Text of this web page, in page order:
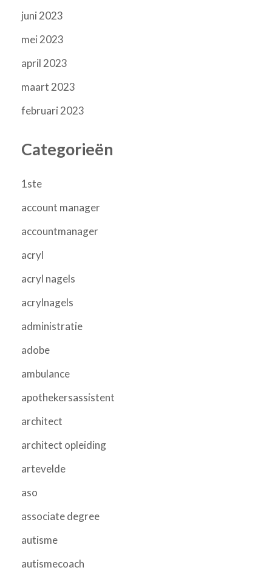
juni 2023
mei 2023
april 2023
maart 2023
februari 2023
Categorieën
1ste
account manager
accountmanager
acryl
acryl nagels
acrylnagels
administratie
adobe
ambulance
apothekersassistent
architect
architect opleiding
artevelde
aso
associate degree
autisme
autismecoach